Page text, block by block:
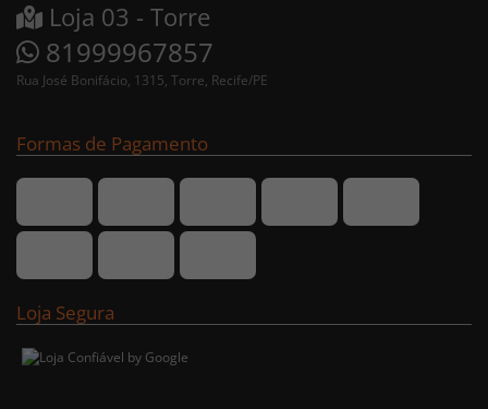
Loja 03 - Torre
81999967857
Rua José Bonifácio, 1315, Torre, Recife/PE
Formas de Pagamento
Loja Segura